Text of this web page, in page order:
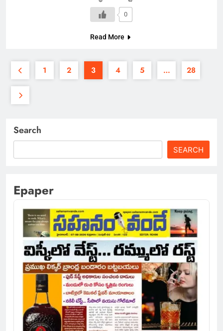
0
Read More
1 2 3 4 5 … 28
Search
SEARCH
Epaper